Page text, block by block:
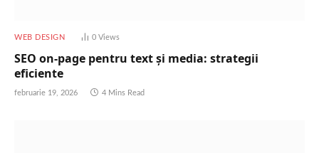
WEB DESIGN 0 Views
SEO on-page pentru text și media: strategii
eficiente
februarie 19, 2026 4 Mins Read